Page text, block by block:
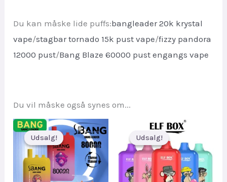
Du kan måske lide puffs:bangleader 20k krystal
vape/stagbar tornado 15k pust vape/fizzy pandora
12000 pust/Bang Blaze 60000 pust engangs vape
Du vil måske også synes om...
Udsalg!
Udsalg! Udsalg!
Udsalg!